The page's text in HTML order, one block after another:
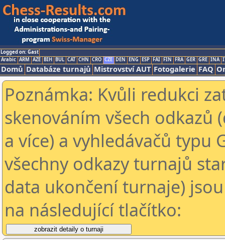
Logged on: Gast
Arabic ARM AZE BIH BUL CAT CHN CRO CZE DEN ENG ESP FAI FIN FRA GER GRE INA
Domů Databáze turnajů Mistrovství AUT Fotogalerie FAQ
Poznámka: Kvůli redukci
skenováním všech odkazů
a více) a vyhledávačů typu
všechny odkazy turnajů
data ukončení turnaje)
na následující tlačítko: